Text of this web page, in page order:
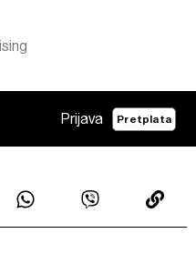
Prijava Pretplata